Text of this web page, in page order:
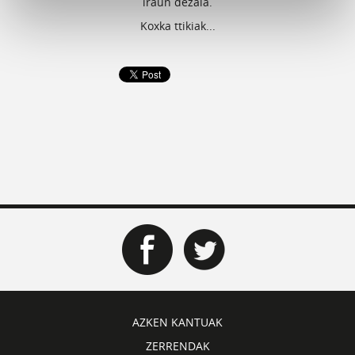
Koxka ttikiak...
AZKEN KANTUAK
ZERRENDAK